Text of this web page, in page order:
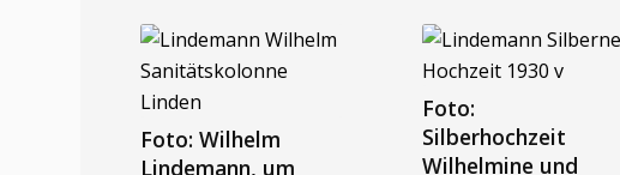
Foto: Wilhelm
Lindemann, um
Foto:
Silberhochzeit
Wilhelmine und